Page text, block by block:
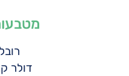
דולר